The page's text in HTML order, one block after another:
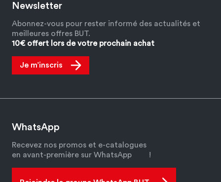
Newsletter
Abonnez-vous pour rester informé des actualités et
meilleures offres BUT.
10€ offert lors de votre prochain achat
Je m’inscris
WhatsApp
Recevez nos promos et e-catalogues
en avant-première sur WhatsApp
!